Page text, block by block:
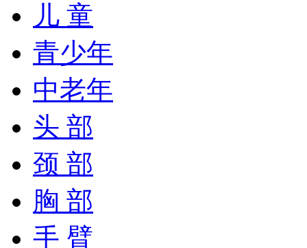
儿 童
青少年
中老年
头 部
颈 部
胸 部
手 臂